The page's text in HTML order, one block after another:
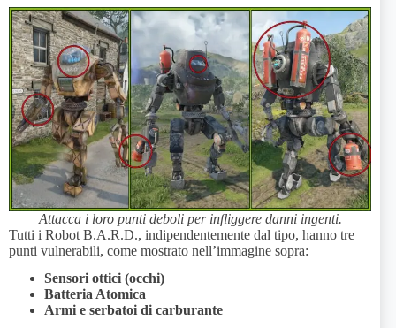
Attacca i loro punti deboli per infliggere danni ingenti.
Tutti i Robot B.A.R.D., indipendentemente dal tipo, hanno tre
punti vulnerabili, come mostrato nell’immagine sopra:
Sensori ottici (occhi)
Batteria Atomica
Armi e serbatoi di carburante